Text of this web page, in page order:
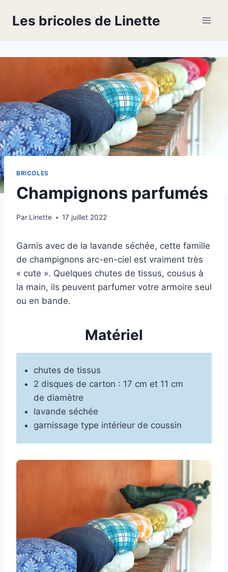
Les bricoles de Linette
BRICOLES
Champignons parfumés
Par Linette 17 juillet 2022
Garnis avec de la lavande séchée, cette famille
de champignons arc-en-ciel est vraiment très
« cute ». Quelques chutes de tissus, cousus à
la main, ils peuvent parfumer votre armoire seul
ou en bande.
Matériel
chutes de tissus
2 disques de carton : 17 cm et 11 cm
de diamètre
lavande séchée
garnissage type intérieur de coussin